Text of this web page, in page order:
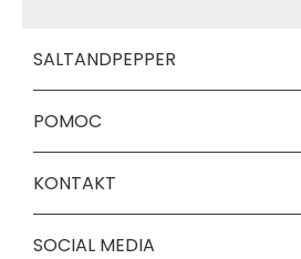
SALTANDPEPPER
POMOC
KONTAKT
SOCIAL MEDIA